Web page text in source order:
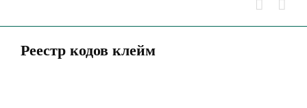
Реестр кодов клейм